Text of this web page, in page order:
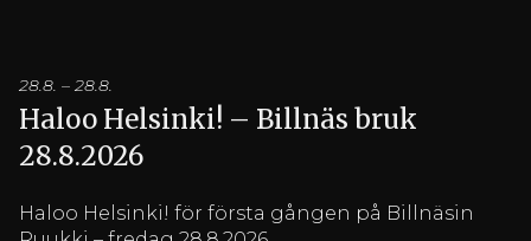
28.8. – 28.8.
Haloo Helsinki! – Billnäs bruk
28.8.2026
Haloo Helsinki! för första gången på Billnäsin